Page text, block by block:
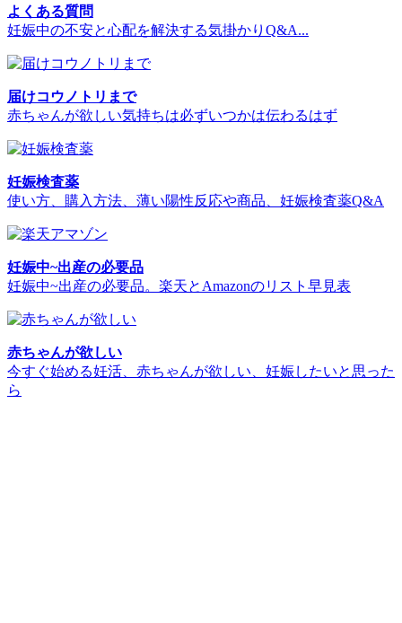
よくある質問
妊娠中の不安と心配を解決する気掛かりQ&A...
届けコウノトリまで
赤ちゃんが欲しい気持ちは必ずいつかは伝わるはず
妊娠検査薬
使い方、購入方法、薄い陽性反応や商品、妊娠検査薬Q&A
妊娠中~出産の必要品
妊娠中~出産の必要品。楽天とAmazonのリスト早見表
赤ちゃんが欲しい
今すぐ始める妊活、赤ちゃんが欲しい、妊娠したいと思った
ら